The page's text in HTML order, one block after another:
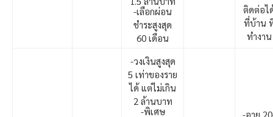
-เลือกผ่อน
ชำระสูงสุด
60 เดือน
ติดต่อไ
ที่บ้าน
ทำงาน
-วงเงินสูงสุด
5 เท่าของราย
ได้ แต่ไม่เกิน
2 ล้านบาท
-พิเศษ
-อายุ